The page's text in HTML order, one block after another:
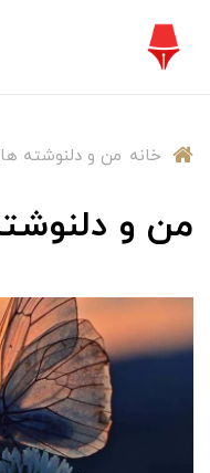
خانه من و دلنوشته
من و